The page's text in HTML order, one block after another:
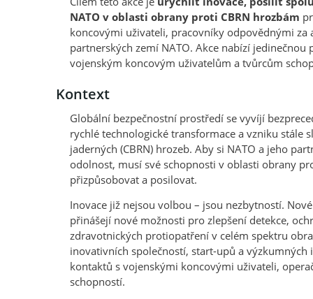
NATO v oblasti obrany proti CBRN hrozbám
koncovými uživateli, pracovníky odpovědnými za
partnerských zemí NATO. Akce nabízí
vojenským koncovým uživatelům a tvůrcům
Kontext
Globální bezpečnostní prostředí se vyvíjí
rychlé technologické transformace a vzniku stále
jaderných (CBRN) hrozeb. Aby si NATO a jeho
odolnost, musí své schopnosti v oblasti obrany
přizpůsobovat a posilovat.
Inovace již nejsou volbou – jsou nezbytností.
přinášejí nové možnosti pro zlepšení detekce,
zdravotnických protiopatření v celém spektru
inovativních společností, start-upů a
kontaktů s vojenskými koncovými uživateli,
schopností.